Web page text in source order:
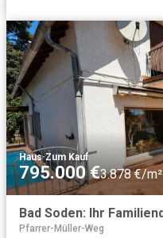
Haus·Zum Kauf
795.000 €3.878 €/m²
Pfarrer-Müller-Weg